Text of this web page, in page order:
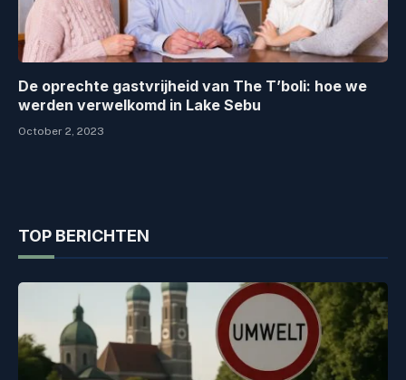
De oprechte gastvrijheid van The T’boli: hoe we
werden verwelkomd in Lake Sebu
October 2, 2023
TOP BERICHTEN